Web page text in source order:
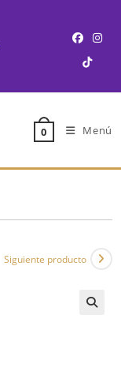
0 Menú
Siguiente producto